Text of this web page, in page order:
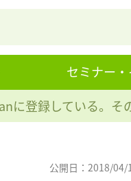
セミナー
に登録している。そ
公開日：2018/04/